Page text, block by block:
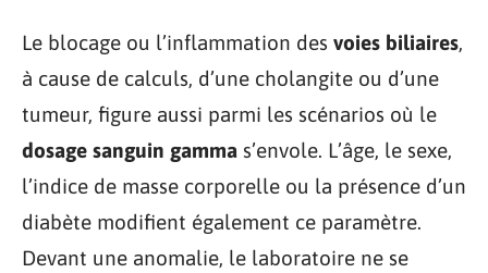
Le blocage ou l’inflammation des voies biliaires,
à cause de calculs, d’une cholangite ou d’une
tumeur, figure aussi parmi les scénarios où le
dosage sanguin gamma s’envole. L’âge, le sexe,
l’indice de masse corporelle ou la présence d’un
diabète modifient également ce paramètre.
Devant une anomalie, le laboratoire ne se